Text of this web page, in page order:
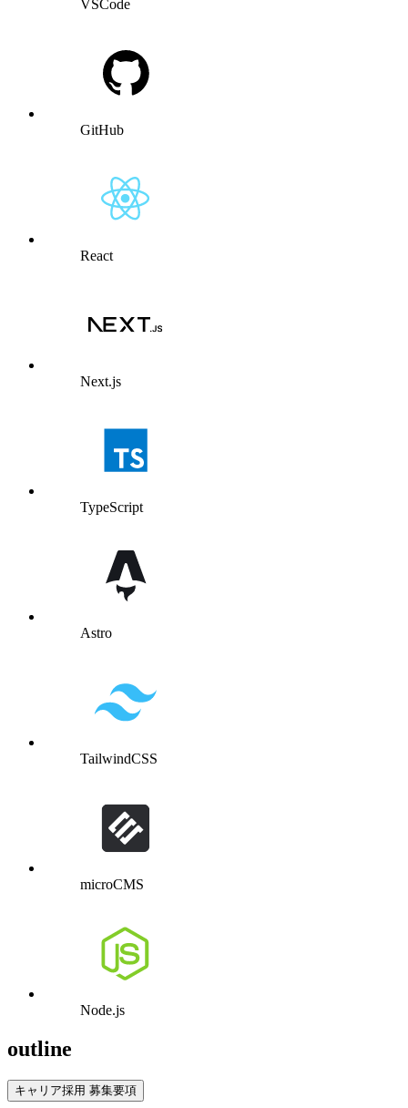
VSCode
GitHub
React
Next.js
TypeScript
Astro
TailwindCSS
microCMS
Node.js
outline
キャリア採用 募集要項